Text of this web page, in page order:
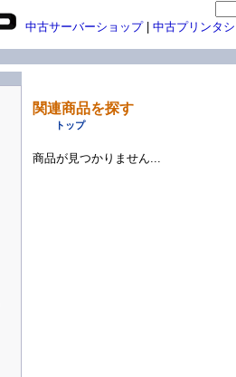
関連商品を探す
トップ
商品が見つかりません...
中古サーバーショップ| 中古プリンタ